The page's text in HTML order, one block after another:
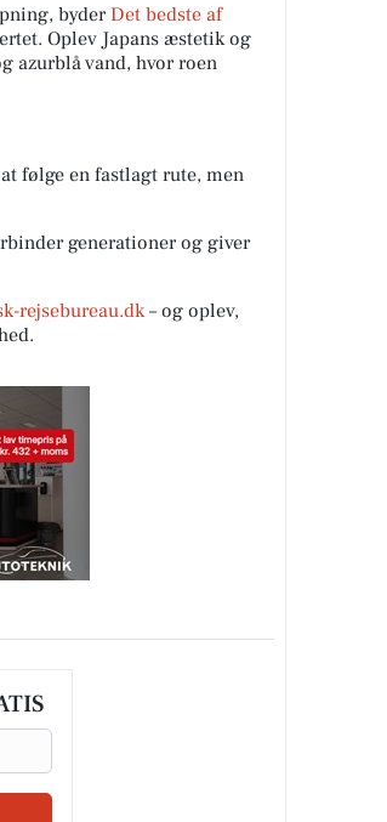
byder Det bedste af
Oplev Japans æstetik og
azurblå vand, hvor roen
følge en fastlagt rute, men
generationer og giver
rejsebureau.dk– og oplev,